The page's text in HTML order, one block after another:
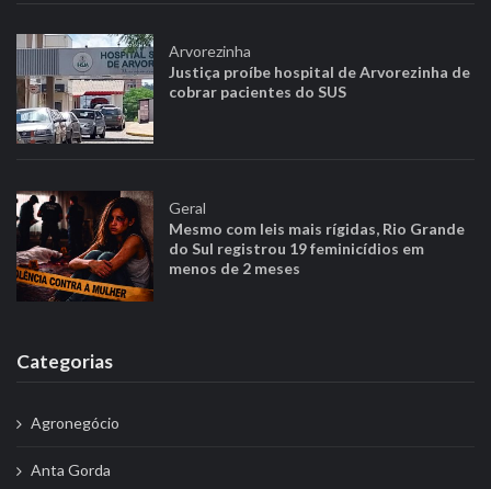
Arvorezinha
Justiça proíbe hospital de Arvorezinha de
cobrar pacientes do SUS
Geral
Mesmo com leis mais rígidas, Rio Grande
do Sul registrou 19 feminicídios em
menos de 2 meses
Categorias
Agronegócio
Anta Gorda